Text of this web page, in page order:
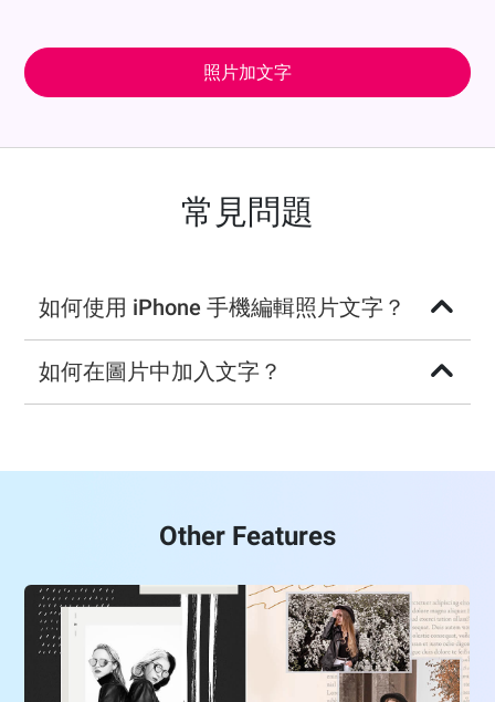
照片加文字
常見問題
如何使用 iPhone 手機編輯照片文字？
如何在圖片中加入文字？
Other Features